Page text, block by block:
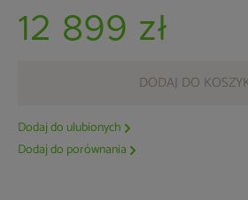
12 899 zł
DODAJ DO
Dodaj do ulubionych
Dodaj do porównania